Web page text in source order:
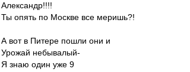
Александр!!!!
Ты опять по Москве все меришь?!
А вот в Питере пошли они и
Урожай небывалый-
Я знаю один уже 9